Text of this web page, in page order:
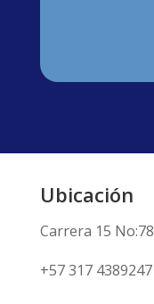
Ubicación
Carrera 15
+57 317 4389247